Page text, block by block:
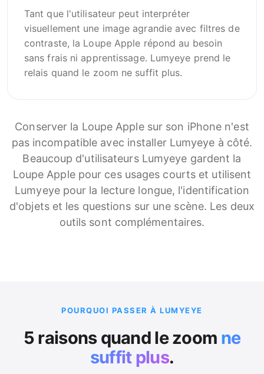
Tant que l'utilisateur peut interpréter
visuellement une image agrandie avec filtres de
contraste, la Loupe Apple répond au besoin
sans frais ni apprentissage. Lumyeye prend le
relais quand le zoom ne suffit plus.
Conserver la Loupe Apple sur son iPhone n'est
pas incompatible avec installer Lumyeye à côté.
Beaucoup d'utilisateurs Lumyeye gardent la
Loupe Apple pour ces usages courts et utilisent
Lumyeye pour la lecture longue, l'identification
d'objets et les questions sur une scène. Les deux
outils sont complémentaires.
POURQUOI PASSER À LUMYEYE
5 raisons quand le zoom ne
suffit plus.